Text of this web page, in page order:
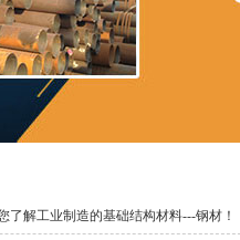
了解​工业制造的基础结构材料---钢材！